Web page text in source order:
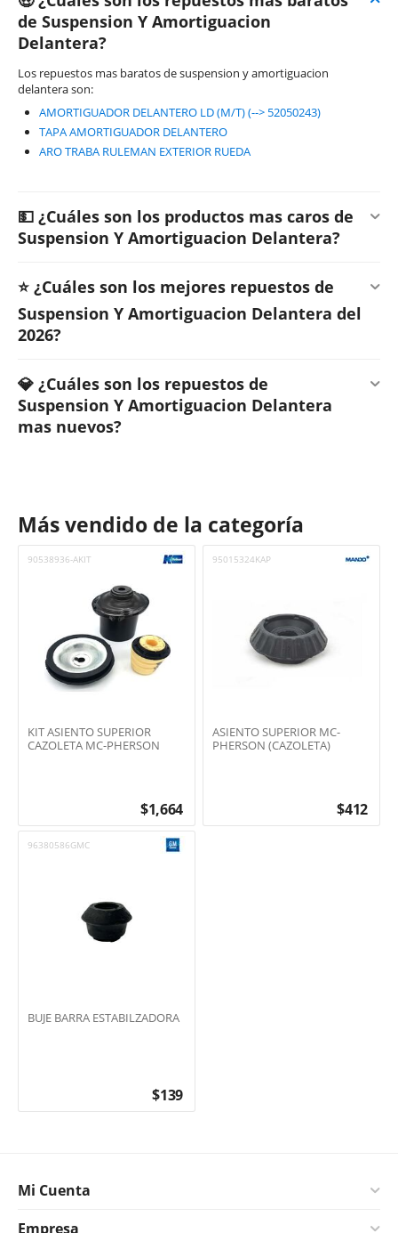
de Suspension Y Amortiguacion
Delantera?
Los repuestos mas baratos de suspension y amortiguacion
delantera son:
AMORTIGUADOR DELANTERO LD (M/T) (--> 52050243)
TAPA AMORTIGUADOR DELANTERO
ARO TRABA RULEMAN EXTERIOR RUEDA
💵 ¿Cuáles son los productos mas caros de
Suspension Y Amortiguacion Delantera?
⭐ ¿Cuáles son los mejores repuestos de
Suspension Y Amortiguacion Delantera del
2026?
💎 ¿Cuáles son los repuestos de
Suspension Y Amortiguacion Delantera
mas nuevos?
Más vendido de la categoría
90538936-AKIT
KIT ASIENTO SUPERIOR
CAZOLETA MC-PHERSON
$1,664
95015324KAP
ASIENTO SUPERIOR MC-
PHERSON (CAZOLETA)
$412
96380586GMC
BUJE BARRA ESTABILZADORA
$139
Mi Cuenta
Empresa